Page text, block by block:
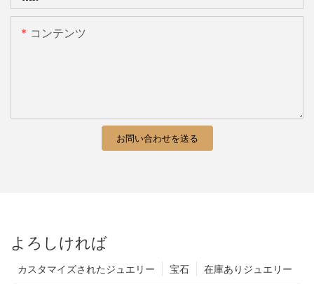
コンテンツ
お問い合わせを送る
よろしければ
在庫ありジュエリー
宝石
カスタマイズされたジュエリー